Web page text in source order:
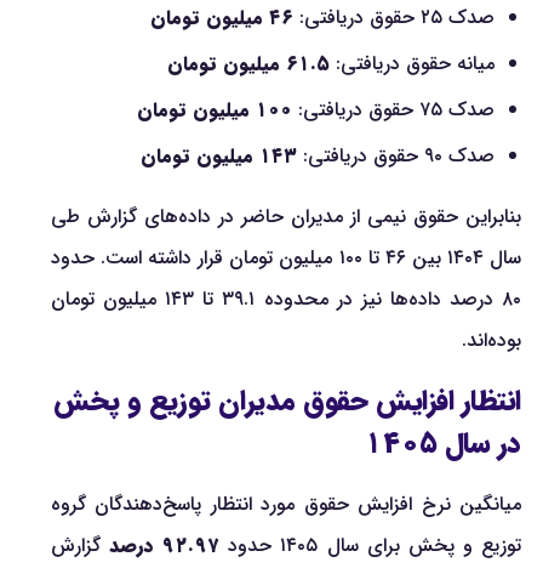
صدک ۲۵ حقوق دریافتی:
۴۶ میلیون تومان
میانه حقوق دریافتی: ۶۱.۵ میلیون تومان
صدک ۷۵ حقوق دریافتی:
۱۰۰ میلیون تومان
صدک ۹۰ حقوق دریافتی:
۱۴۳ میلیون تومان
بنابراین حقوق نیمی از مدیران حاضر در داده‌های گزارش طی
سال ۱۴۰۴ بین ۴۶ تا ۱۰۰ میلیون تومان قرار داشته است. حدود
۸۰ درصد داده‌ها نیز در محدوده ۳۹.۱ تا ۱۴۳ میلیون تومان
بوده‌اند.
انتظار افزایش حقوق مدیران توزیع و پخش
در سال ۱۴۰۵
میانگین نرخ افزایش حقوق مورد انتظار پاسخ‌دهندگان گروه
توزیع و پخش برای سال ۱۴۰۵ حدود
۹۲.۹۷ درصد
گزارش